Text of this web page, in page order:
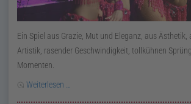
Ein Spiel aus Grazie, Mut und Eleganz, aus Ästhetik,
Artistik, rasender Geschwindigkeit, tollkühnen
Momenten.
Weiterlesen …